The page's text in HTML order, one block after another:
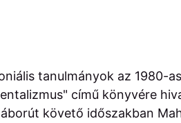
tanulmányok az 1980-
című könyvére
követő időszakban